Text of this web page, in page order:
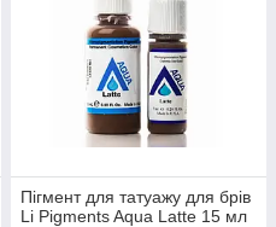
Пігмент для татуажу для брів
Li Pigments Aqua Latte 15 мл